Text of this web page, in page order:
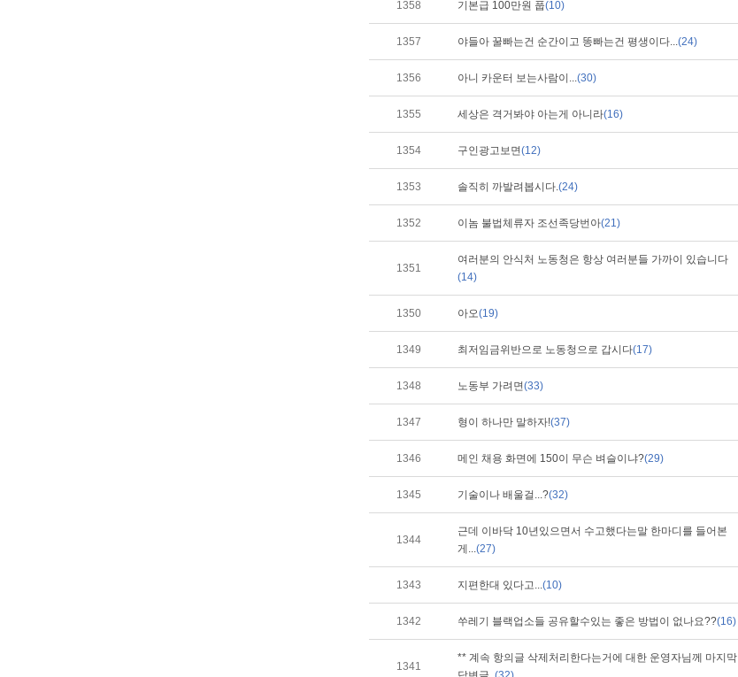
1358 기본급 100만원 풉(10)
1357 야들아 꿀빠는건 순간이고 똥빠는건 평생이다...(24)
1356 아니 카운터 보는사람이...(30)
1355 세상은 격거봐야 아는게 아니라(16)
1354 구인광고보면(12)
1353 솔직히 까발려봅시다.(24)
1352 이놈 불법체류자 조선족당번아(21)
1351
여러분의 안식처 노동청은 항상 여러분들 가까이 있습니다
(14)
1350 아오(19)
1349 최저임금위반으로 노동청으로 갑시다(17)
1348 노동부 가려면(33)
1347 형이 하나만 말하자!(37)
1346 메인 채용 화면에 150이 무슨 벼슬이냐?(29)
1345 기술이나 배울걸...?(32)
1344
근데 이바닥 10년있으면서 수고했다는말 한마디를 들어본
게...(27)
1343 지편한대 있다고...(10)
1342 쑤레기 블랙업소들 공유할수있는 좋은 방법이 없나요??(16)
1341
** 계속 항의글 삭제처리한다는거에 대한 운영자님께 마지막